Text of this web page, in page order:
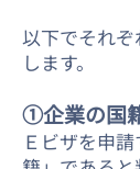
以下でそれ
します。
①企業の国
Ｅビザを申